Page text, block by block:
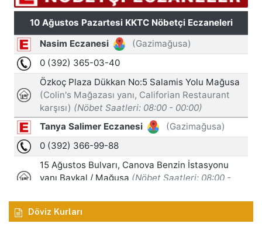
Döviz Kurları